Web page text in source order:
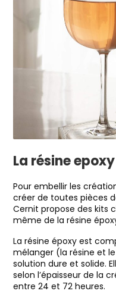
La résine epoxy
Pour embellir les
créer de toutes pièces
Cernit propose des kits
même de la résine
La résine époxy est
mélanger (la résine et
solution dure et solide.
selon l’épaisseur de la
entre 24 et 72 heures.